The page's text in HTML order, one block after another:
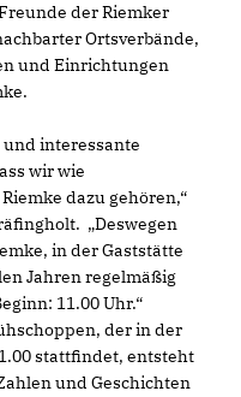
der Riemker
Ortsverbände,
und Einrichtungen
interessante
wir wie
dazu gehören,“
„Deswegen
in der Gaststätte
Jahren regelmäßig
11.00 Uhr.“
der in der
stattfindet, entsteht
und Geschichten